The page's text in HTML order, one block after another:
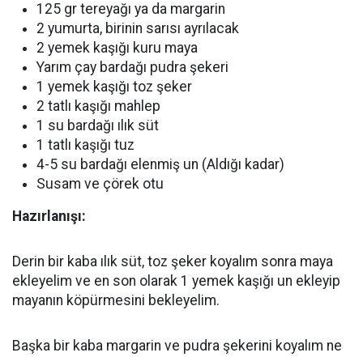
125 gr tereyağı ya da margarin
2 yumurta, birinin sarısı ayrılacak
2 yemek kaşığı kuru maya
Yarım çay bardağı pudra şekeri
1 yemek kaşığı toz şeker
2 tatlı kaşığı mahlep
1 su bardağı ılık süt
1 tatlı kaşığı tuz
4-5 su bardağı elenmiş un (Aldığı kadar)
Susam ve çörek otu
Hazırlanışı:
Derin bir kaba ılık süt, toz şeker koyalım sonra maya
ekleyelim ve en son olarak 1 yemek kaşığı un ekleyip
mayanın köpürmesini bekleyelim.
Başka bir kaba margarin ve pudra şekerini koyalım ne